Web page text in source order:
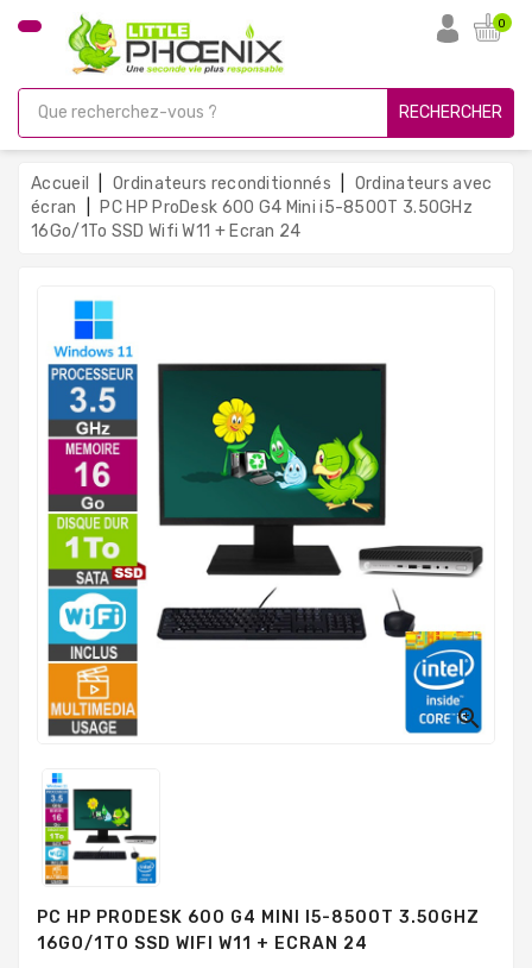
CATÉGORIE
Gamer
Unités
Centrales
Reconditionnées
Ordinateurs
Portables
Mesure
Tout-
Mémoires
RAM
Durs
0
RECHERCHER
Accueil Ordinateurs reconditionnés
Ordinateurs avec
écran
PC HP ProDesk 600 G4 Mini i5-8500T 3.50GHz
16Go/1To SSD Wifi W11 + Ecran 24

PC HP PRODESK 600 G4 MINI I5-8500T 3.50GHZ
16GO/1TO SSD WIFI W11 + ECRAN 24